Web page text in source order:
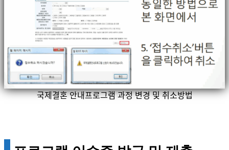
국제결혼 안내프로그램 과정 변경 및 취소방법